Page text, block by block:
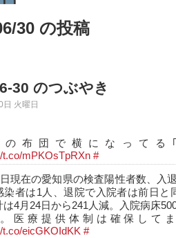
30 の投稿
30 のつぶやき
火曜日
の布団で横になってる
t.co/mPKOsTpRXn #
現在の愛知県の検査陽性者数、入
染者は1人、退院で入院者は前日と
は4月24日から241人減。入院病床
医療提供体制は確保して
t.co/eicGKOIdKK #